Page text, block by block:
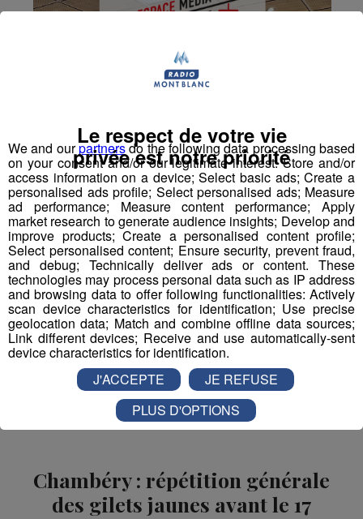
Chambéry : répétition générale
des gilets jaunes avant le 17
We and ourpartnersdo the following data processing based
on your consent and/or our legitimate interest: Store and/or
access information on a device; Select basic ads; Create a
personalised ads profile; Select personalised ads; Measure
ad performance; Measure content performance; Apply
market research to generate audience insights; Develop and
improve products; Create a personalised content profile;
Select personalised content; Ensure security, prevent fraud,
and debug; Technically deliver ads or content. These
technologies may process personal data such as IP address
and browsing data to offer following functionalities: Actively
scan device characteristics for identification; Use precise
geolocation data; Match and combine offline data sources;
Link different devices; Receive and use automatically-sent
device characteristics for identification.
Le respect de votre vie
privée est notre priorité
J'ACCEPTE
JE REFUSE
PLUS D'OPTIONS